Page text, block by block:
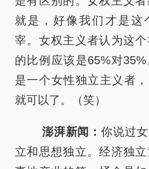
立和思想独立。经济独
事地产业的第一桶金是
当时的困难是什么？
田朴珺：那时候是
我什么都不会，人家能给
候其实是不拿工资的，
存的来源。所以我跟老